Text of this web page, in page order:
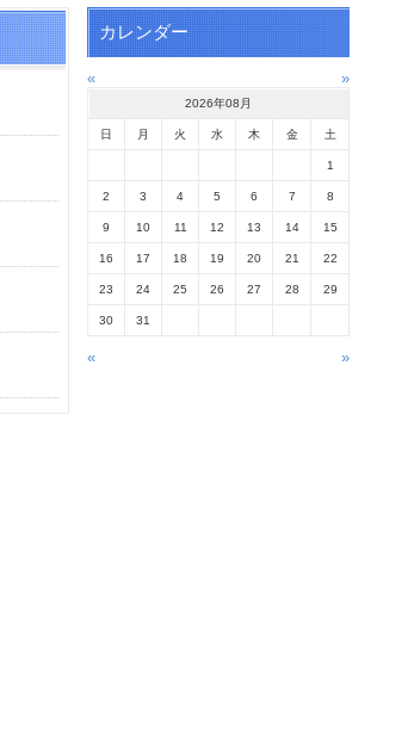
カレンダー
« »
2026年08月
日 月 火 水 木 金 土
1
2 3 4 5 6 7 8
9 10 11 12 13 14 15
16 17 18 19 20 21 22
23 24 25 26 27 28 29
30 31
« »